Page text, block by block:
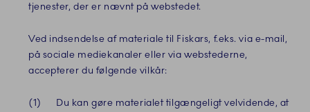
tjenester, der er nævnt på webstedet.
Ved indsendelse af materiale til Fiskars, f.eks. via e-mail,
på sociale mediekanaler eller via webstederne,
accepterer du følgende vilkår:
(1) Du kan gøre materialet tilgængeligt velvidende, at